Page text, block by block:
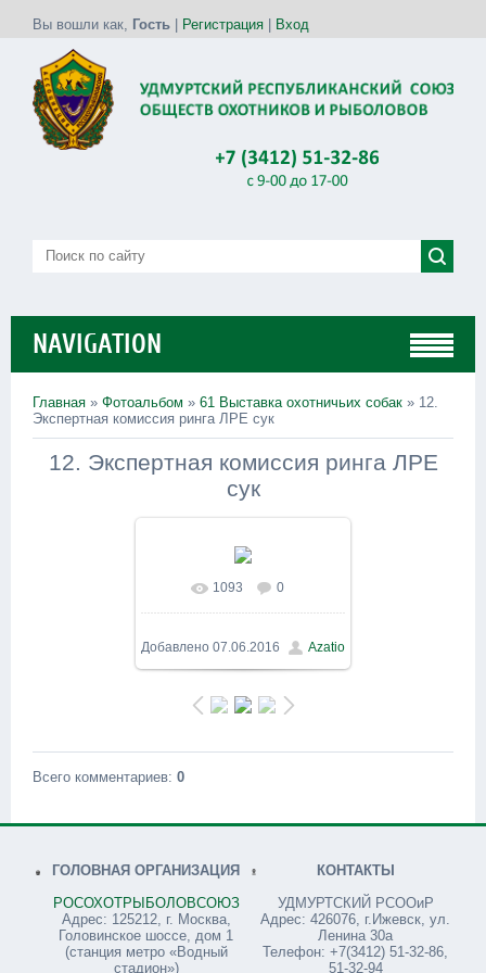
Вы вошли как, Гость Регистрация Вход
NAVIGATION
Главная » Фотоальбом » 61 Выставка охотничьих собак » 12.
Экспертная комиссия ринга ЛРЕ сук
12. Экспертная комиссия ринга ЛРЕ
сук
В реальном размере
800x600/ 186.9Kb
1093 0
Добавлено 07.06.2016 Azatio
Всего комментариев: 0
ГОЛОВНАЯ ОРГАНИЗАЦИЯ
РОСОХОТРЫБОЛОВСОЮЗ
Адрес: 125212, г. Москва,
Головинское шоссе, дом 1
(станция метро «Водный
стадион»)
КОНТАКТЫ
УДМУРТСКИЙ РСООиР
Адрес: 426076, г.Ижевск, ул.
Ленина 30а
Телефон: +7(3412) 51-32-86,
51-32-94